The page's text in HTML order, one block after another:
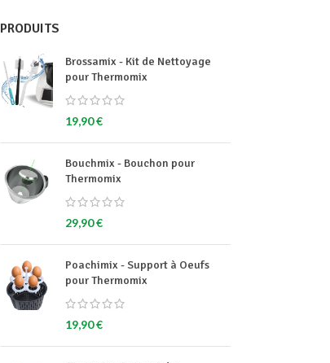
PRODUITS
Brossamix - Kit de Nettoyage
pour Thermomix
19,90€
Bouchmix - Bouchon pour
Thermomix
29,90€
Poachimix - Support à Oeufs
pour Thermomix
19,90€